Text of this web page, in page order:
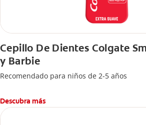
Cepillo De Dientes Colgate
y Barbie
Recomendado para niños de 2-5 años
Descubra más